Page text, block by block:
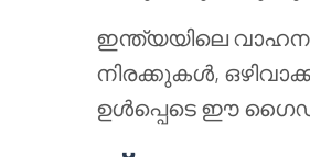
ഇന്ത്യയിലെ
നിരക്കുകൾ,
ഉൾപ്പെടെ ഈ